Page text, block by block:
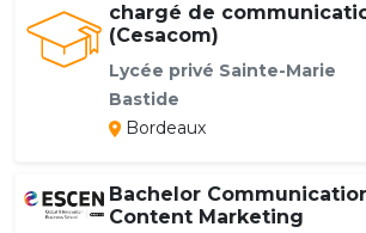
chargé de
(Cesacom)
Lycée privé Sainte-Marie
Bastide
Bordeaux
Bachelor
Content Marketing